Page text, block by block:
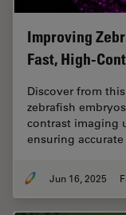
Improving
Fast, High-
Discover from
zebrafish
contrast imaging
ensuring
Jun 16, 2025